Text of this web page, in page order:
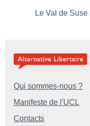
Le Val de
Qui sommes-nous ?
Manifeste de l'UCL
Contacts